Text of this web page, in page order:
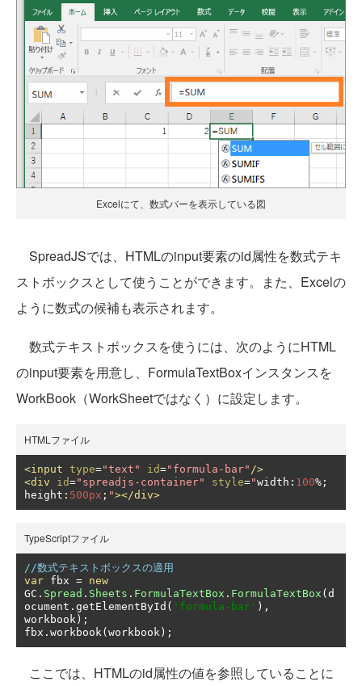
Excelにて、数式バーを表示している図
SpreadJSでは、HTMLのinput要素のid属性を数式テキ
ストボックスとして使うことができます。また、Excelの
ように数式の候補も表示されます。
数式テキストボックスを使うには、次のようにHTML
のinput要素を用意し、FormulaTextBoxインスタンスを
WorkBook（WorkSheetではなく）に設定します。
HTMLファイル
<input type="text" id="formula-bar" />
<div
id="spreadjs-container" style="width : 100%;
height : 500px ; "></div>
TypeScriptファイル
//数式テキストボックスの適用
var fbx = new
GC . Spread . Sheets . FormulaTextBox . FormulaTextBox (d
ocument . getElementById ( 'formula-bar' ),
workbook );
fbx . workbook (workbook );
ここでは、HTMLのid属性の値を参照していることに